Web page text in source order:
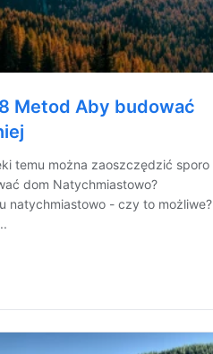
Metod Aby budować
temu można zaoszczędzić sporo
dom Natychmiastowo?
natychmiastowo - czy to możliwe?